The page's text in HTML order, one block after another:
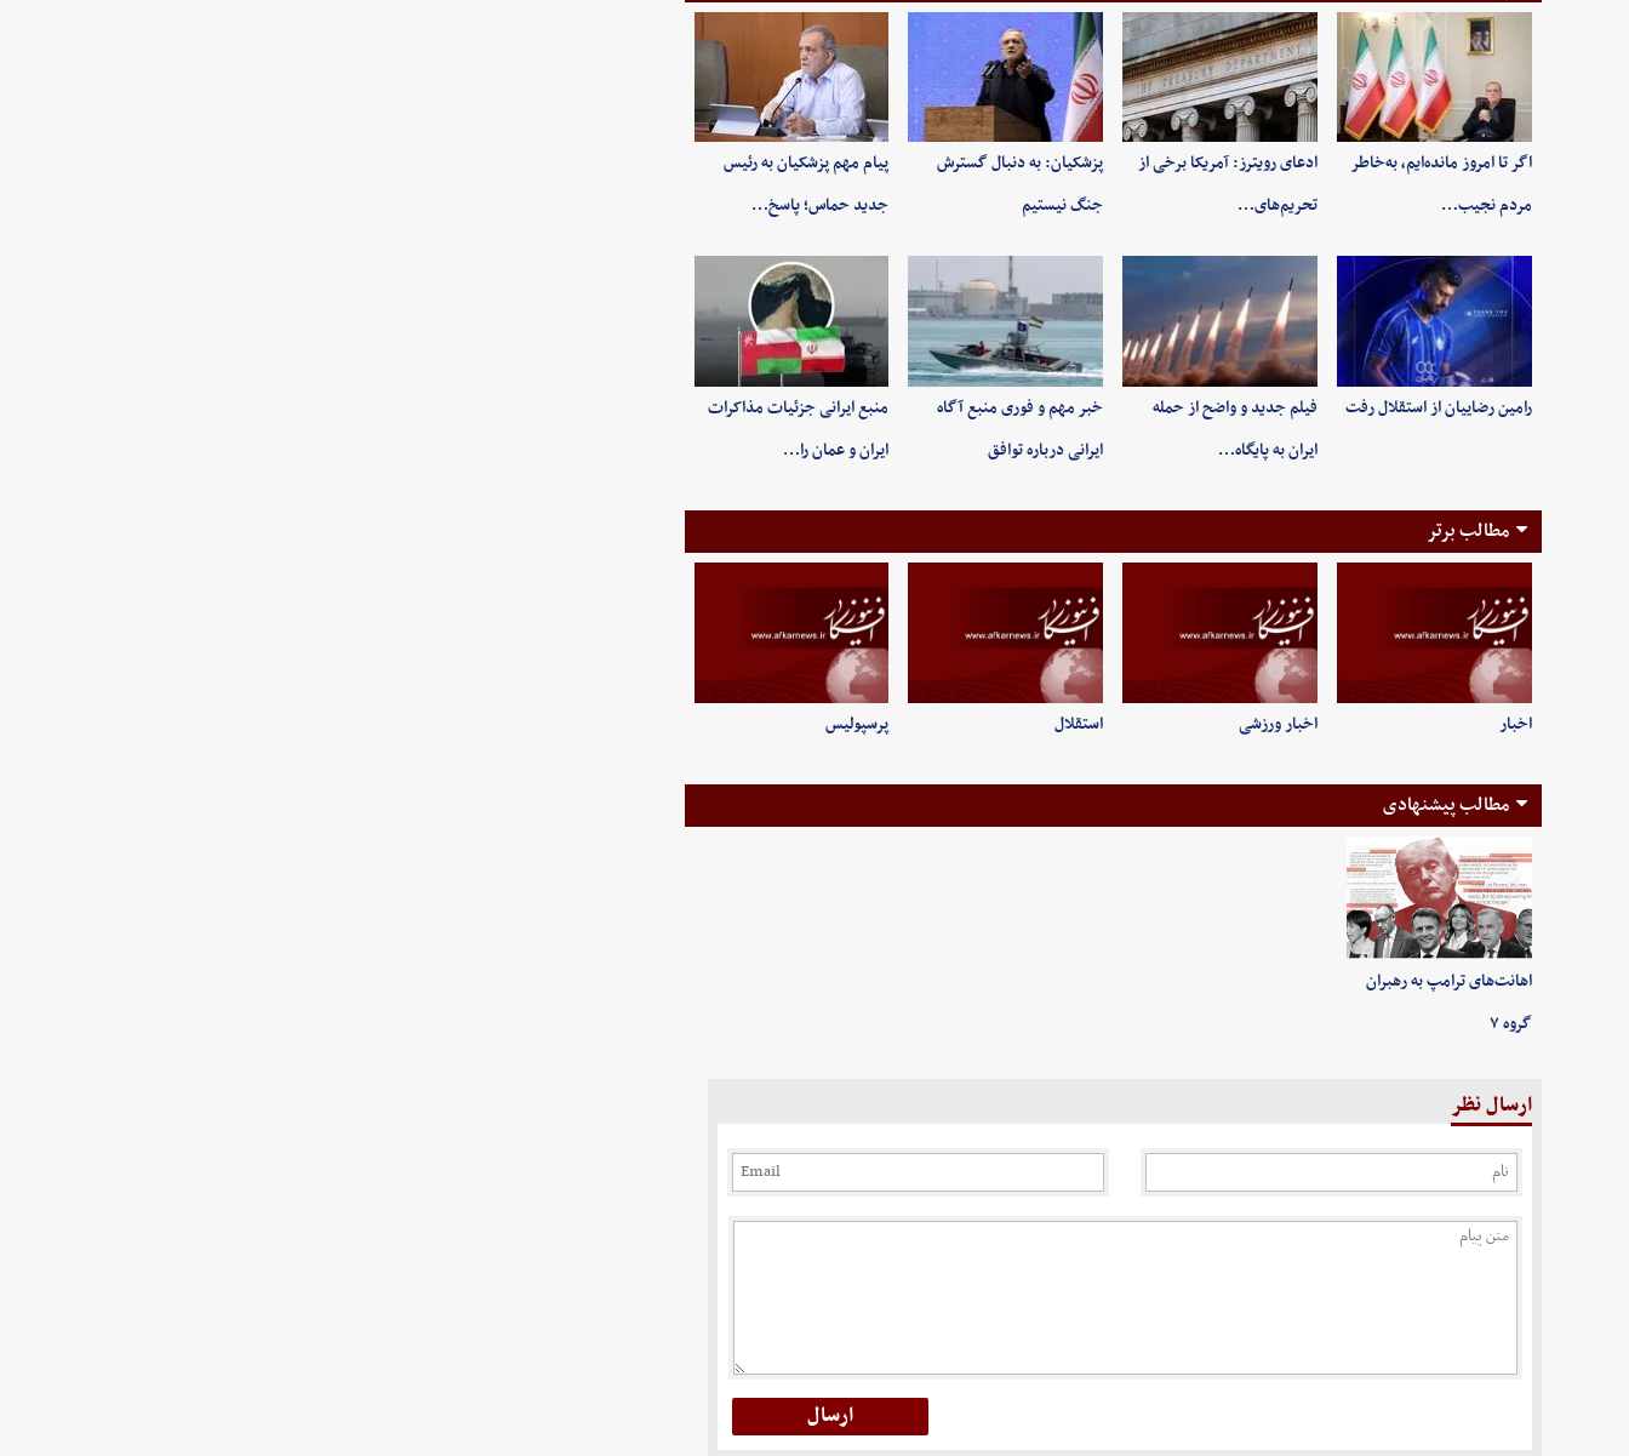
اگر تا امروز مانده‌ایم، به‌خاطر
مردم نجیب…
ادعای رویترز: آمریکا برخی از
تحریم‌های…
پزشکیان: به‌ دنبال گسترش
جنگ نیستیم
پیام مهم پزشکیان به رئیس
جدید حماس؛ پاسخ…
رامین رضاییان از استقلال رفت
فیلم جدید و واضح از حمله
ایران به پایگاه…
خبر مهم و فوری منبع آگاه
ایرانی درباره توافق
منبع ایرانی جزئیات مذاکرات
ایران و عمان را…
مطالب برتر
اخبار اخبار ورزشی استقلال پرسپولیس
مطالب پیشنهادی
اهانت‌های ترامپ به رهبران
گروه ۷
ارسال نظر